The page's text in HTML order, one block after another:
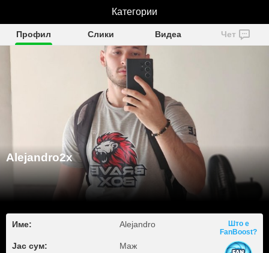
Alejandro2x
Профил Слики Видеа Чет
Alejandro2x
Име: Alejandro
Јас сум: Маж
Што е
FanBoost?
Категории